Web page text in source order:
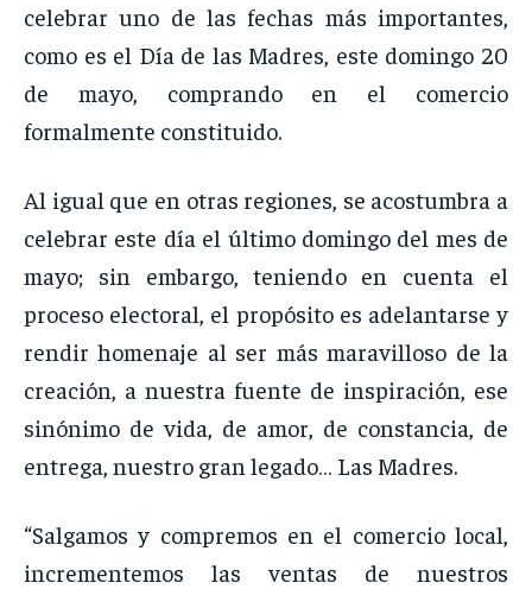
celebrar uno de las fechas más importantes,
como es el Día de las Madres, este domingo 20
de mayo, comprando en el comercio
formalmente constituido.
Al igual que en otras regiones, se acostumbra a
celebrar este día el último domingo del mes de
mayo; sin embargo, teniendo en cuenta el
proceso electoral, el propósito es adelantarse y
rendir homenaje al ser más maravilloso de la
creación, a nuestra fuente de inspiración, ese
sinónimo de vida, de amor, de constancia, de
entrega, nuestro gran legado… Las Madres.
“Salgamos y compremos en el comercio local,
incrementemos las ventas de nuestros